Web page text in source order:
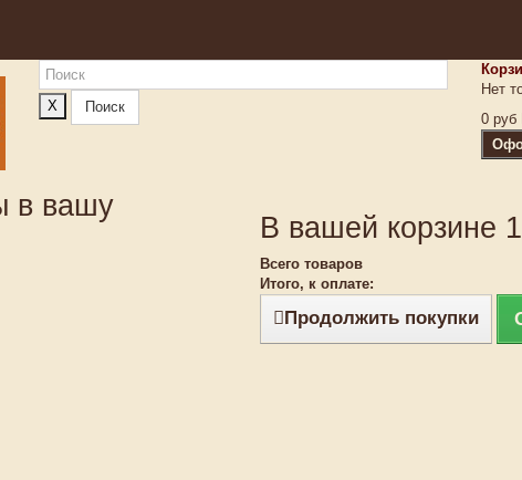
X Поиск
Нет
0 руб
в вашу
В вашей корзине
Всего товаров
Итого, к оплате:
Продолжить покупки